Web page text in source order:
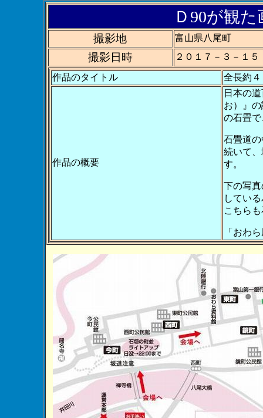
Ｄ90が観
撮影地 富山県八尾町
撮影日時 ２０１７－３－１５
作品のタイトル 全長約
作品の概要
日本の
お）』
の石畳
石畳道
続いて
す。
下の写
してい
こちら
「おわ